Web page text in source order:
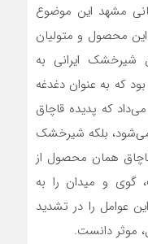
مشهد این موضوع
محصول و متولیان
شیرخشک ایرانی به
که به عنوان دغدغه
که پدیده قاچاق
می‌شود، بلکه شیرخشک
قاچاق همان محصول از
گوی و میدان را به
عوامل را در تشدید
موثر دانست.